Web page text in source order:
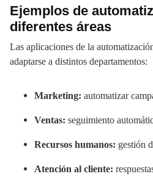
Ejemplos de
diferentes áreas
Las aplicaciones de la
adaptarse a distintos departamentos:
Marketing: automatizar
Ventas: seguimiento
Recursos humanos: gestión
Atención al cliente: